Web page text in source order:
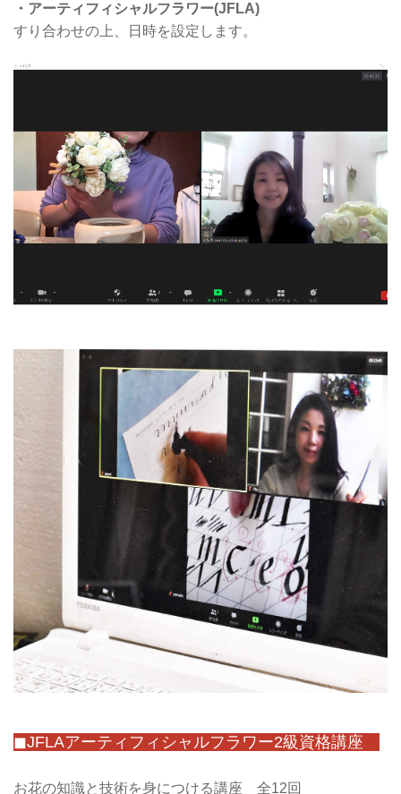
・アーティフィシャルフラワー(JFLA)
すり合わせの上、日時を設定します。
◼JFLAアーティフィシャルフラワー2級資格講座
お花の知識と技術を身につける講座 全12回